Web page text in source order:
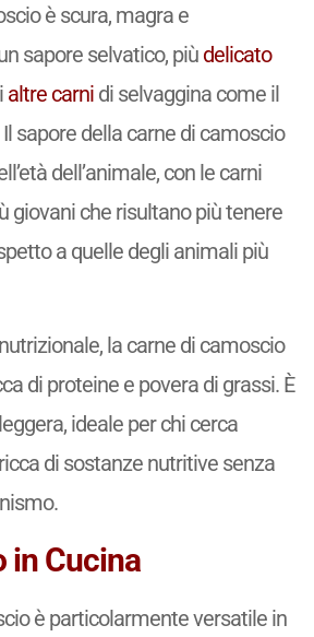
è scura, magra e
sapore selvatico, più delicato
altre carnidi selvaggina come il
Il sapore della carne di camoscio
dell’animale, con le carni
giovani che risultano più tenere
a quelle degli animali più
la carne di camoscio
di proteine e povera di grassi. È
ideale per chi cerca
di sostanze nutritive senza
in Cucina
è particolarmente versatile in